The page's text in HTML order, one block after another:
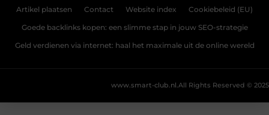
Artikel plaatsen Contact Website index Cookiebeleid (EU)
Goede backlinks kopen: een slimme stap in jouw SEO-strategie
Geld verdienen via internet: haal het maximale uit de online wereld
All Rights Reserved © 2025
www.smart-club.nl.